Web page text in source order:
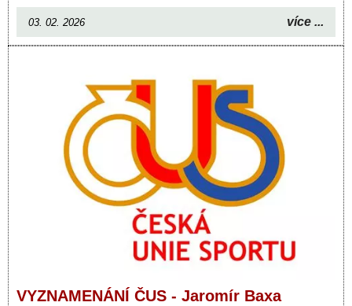
03. 02. 2026 více ...
VYZNAMENÁNÍ ČUS - Jaromír Baxa